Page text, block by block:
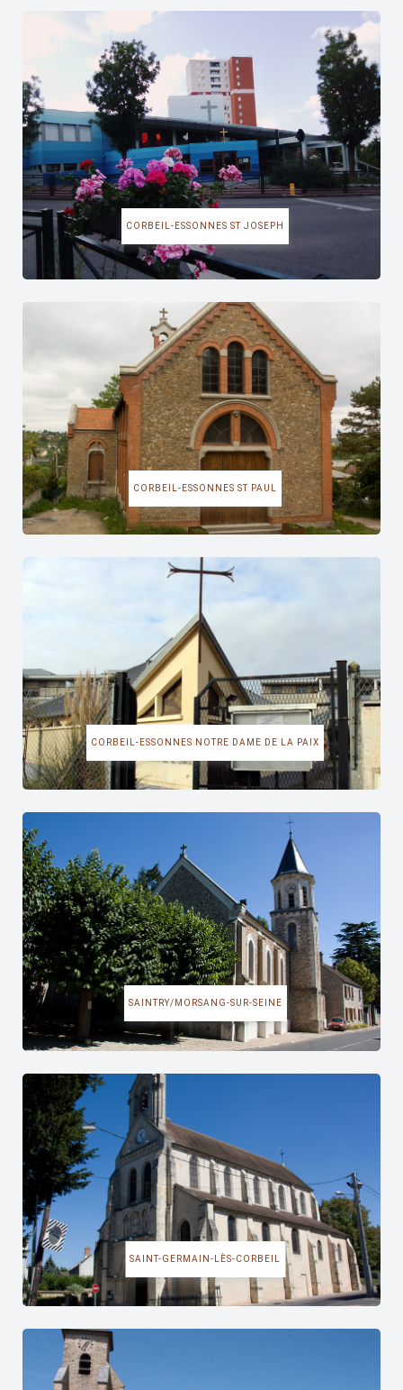
CORBEIL-ESSONNES ST JOSEPH
CORBEIL-ESSONNES ST PAUL
CORBEIL-ESSONNES NOTRE DAME DE LA PAIX
SAINTRY/MORSANG-SUR-SEINE
SAINT-GERMAIN-LÈS-CORBEIL